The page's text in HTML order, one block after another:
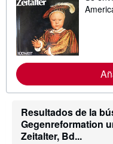
Resultados de la
Gegenreformation
Zeitalter, Bd...